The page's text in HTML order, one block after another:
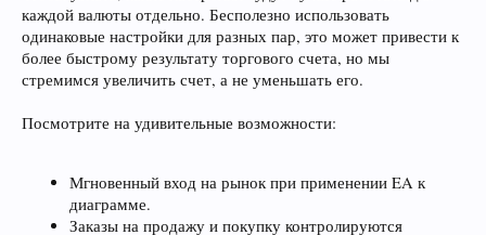
каждой валюты отдельно. Бесполезно использовать
одинаковые настройки для разных пар, это может привести к
более быстрому результату торгового счета, но мы
стремимся увеличить счет, а не уменьшать его.
Посмотрите на удивительные возможности:
Мгновенный вход на рынок при применении EA к
диаграмме.
Заказы на продажу и покупку контролируются